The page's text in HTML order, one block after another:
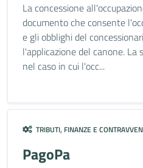
La concessione
documento che consente
e gli obblighi del
l'applicazione del canone. La
nel caso in cui l'occ...
TRIBUTI, FINANZE E
PagoPa